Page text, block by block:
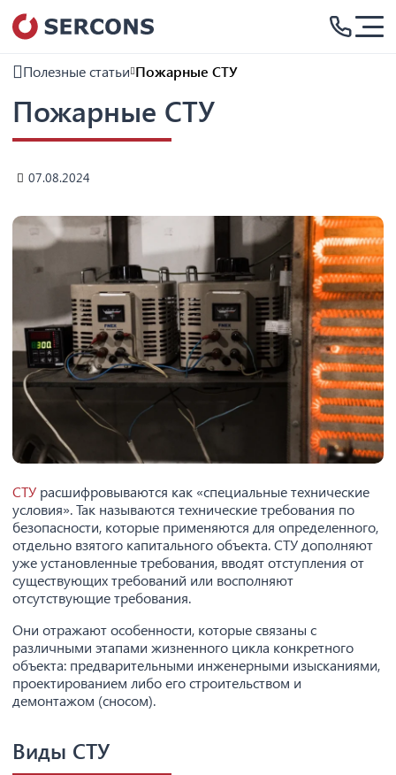
Полезные статьи Пожарные СТУ
Пожарные СТУ
07.08.2024
СТУ расшифровываются как «специальные технические
условия». Так называются технические требования по
безопасности, которые применяются для определенного,
отдельно взятого капитального объекта. СТУ дополняют
уже установленные требования, вводят отступления от
существующих требований или восполняют
отсутствующие требования.
Они отражают особенности, которые связаны с
различными этапами жизненного цикла конкретного
объекта: предварительными инженерными изысканиями,
проектированием либо его строительством и
демонтажом (сносом).
Виды СТУ